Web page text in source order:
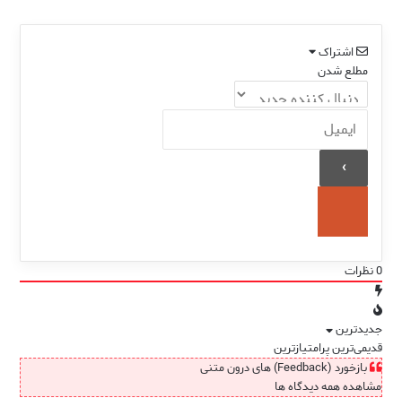
اشتراک
مطلع شدن
0نظرات
جدیدترین
قدیمی‌ترینپرامتیازترین
بازخورد (Feedback) های درون متنی
مشاهده همه دیدگاه ها